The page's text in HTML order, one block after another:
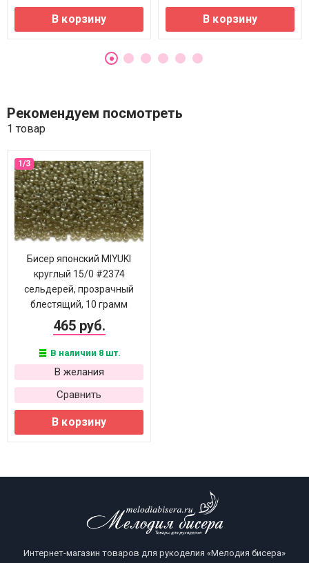
В корзину В корзину
Рекомендуем посмотреть
1 товар
Бисер японский MIYUKI
круглый 15/0 #2374
сельдерей, прозрачный
блестящий, 10 грамм
465 руб.
В наличии 8 шт.
В желания
Сравнить
В корзину
Интернет-магазин товаров для рукоделия «Мелодия бисера»